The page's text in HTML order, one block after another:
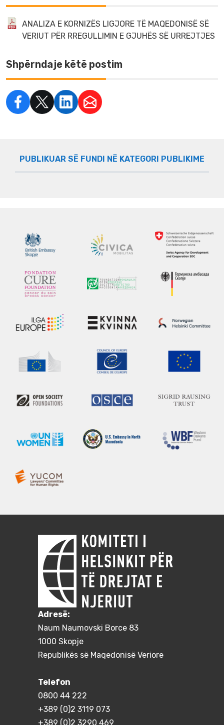
ANALIZA E KORNIZËS LIGJORE TË MAQEDONISË SË
VERIUT PËR RREGULLIMIN E GJUHËS SË URREJTJES
Shpërndaje këtë postim
PUBLIKUAR SË FUNDI NË KATEGORI PUBLIKIME
Adresë:
Naum Naumovski Borce 83
1000 Skopje
Republikës së Maqedonisë Veriore
Telefon
0800 44 222
+389 (0)2 3119 073
+389 (0)2 3290 469